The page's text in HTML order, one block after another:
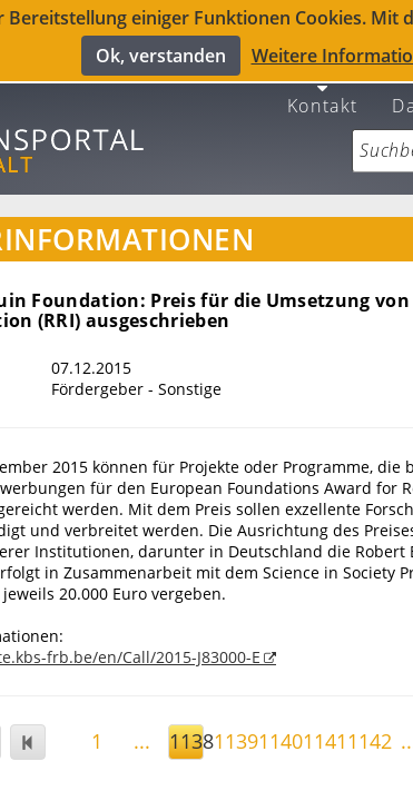
einiger Funktionen Cookies. Mit
Ok, verstanden
Weitere
Kontakt
Foundation: Preis für die Umsetzung von
(RRI) ausgeschrieben
07.12.2015
Fördergeber - Sonstige
2015 können für Projekte oder Programme, die
für den European Foundations Award for
werden. Mit dem Preis sollen exzellente
und verbreitet werden. Die Ausrichtung des
Institutionen, darunter in Deutschland die Robert
in Zusammenarbeit mit dem Science in Society
20.000 Euro vergeben.
frb.be/en/Call/2015-J83000-E
1 ... 1138113911401141 1142